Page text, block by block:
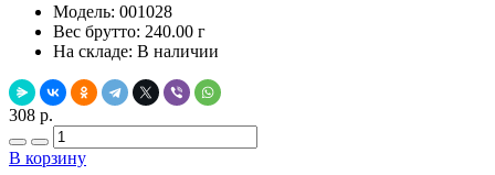
Модель: 001028
Вес брутто: 240.00 г
На складе: В наличии
308 р.
В корзину